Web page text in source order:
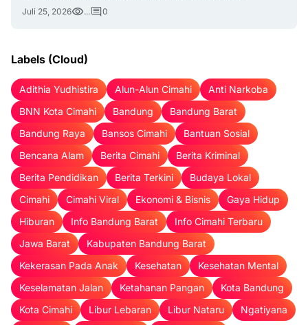
Juli 25, 2026 ... 0
Labels (Cloud)
Adithia Yudhistira Alun-Alun Cimahi
Anti Narkoba
BNN Kota Cimahi
Bandung
Bandung Barat
Bandung Raya
Bansos Cimahi
Bantuan Sosial
Bencana Alam
Berita Cimahi
Berita Kriminal
Berita Pendidikan
Berita Terkini
Budaya Lokal
Cimahi
Cimahi Viral Ekonomi & Bisnis
Gaya Hidup
Hiburan
Info Bandung Barat
Info Cimahi Terbaru
Jawa Barat
Kabupaten Bandung Barat
Kekerasan Pada Anak
Kesehatan
Kesehatan Mental
Keselamatan Jalan
Ketahanan Pangan
Kota Bandung
Kota Cimahi
Libur Lebaran Libur Nataru
Ngatiyana